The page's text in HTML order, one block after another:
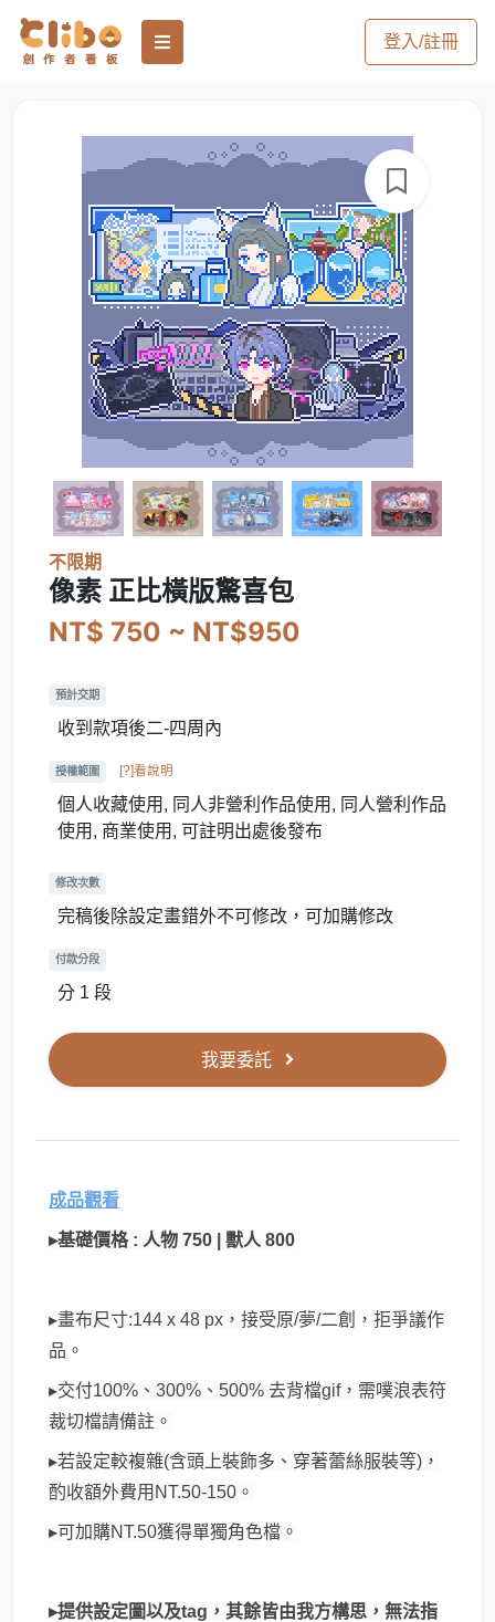
登入/註冊
不限期
像素 正比橫版驚喜包
NT$ 750 ~ NT$950
預計交期
收到款項後二-四周內
授權範圍 [?]看說明
個人收藏使用, 同人非營利作品使用, 同人營利作品
使用, 商業使用, 可註明出處後發布
修改次數
完稿後除設定畫錯外不可修改，可加購修改
付款分段
分 1 段
我要委託
成品觀看
▸基礎價格 : 人物 750 | 獸人 800
▸畫布尺寸:144 x 48 px， 接受原/夢/二創，拒爭議作
品。
▸交付100%、300%、500% 去背檔gif，需噗浪表符
裁切檔請備註。
▸若設定較複雜(含頭上裝飾多、穿著蕾絲服裝等)，
酌收額外費用NT.50-150。
▸可加購NT.50獲得單獨角色檔。
▸提供設定圖以及tag，其餘皆由我方構思，無法指